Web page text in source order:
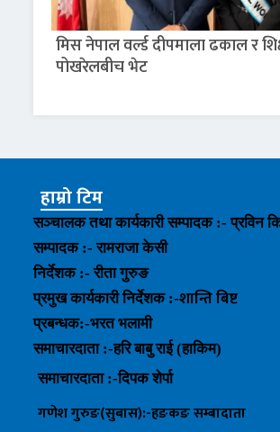
मिस नेपाल वर्ल्ड दीपमाला ढकाल र
पोखरेलबीच भेट
हाम्रो टिम
सञ्चालक तथा कार्यकारी सम्पादक :- प्रविन
सम्पादक :- रामराजा केसी
निर्देशक :- रीता गुरुङ
प्रमुख कार्यकारी निर्देशक :-शान्ति बिष्ट
प्रबन्धक:-भरत भलामी
समाचारदाता :-हरि बाबु राई (हाकिम)
समाचारदाता :-दिपक शेर्पा
गणेश गुरुङ(सुबास):-हङकङसम्बादाता